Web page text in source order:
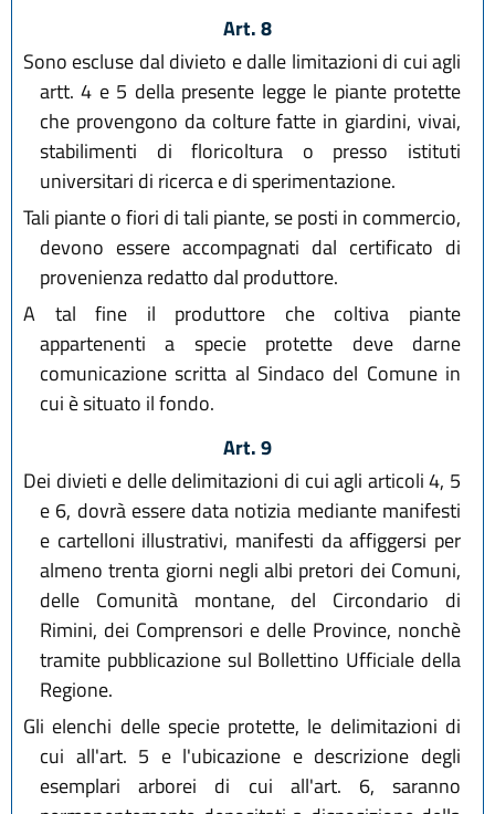
Art. 8
Sono escluse dal divieto e dalle limitazioni di cui agli
artt. 4 e 5 della presente legge le piante protette
che provengono da colture fatte in giardini, vivai,
stabilimenti di floricoltura o presso istituti
universitari di ricerca e di sperimentazione.
Tali piante o fiori di tali piante, se posti in commercio,
devono essere accompagnati dal certificato di
provenienza redatto dal produttore.
A tal fine il produttore che coltiva piante
appartenenti a specie protette deve darne
comunicazione scritta al Sindaco del Comune in
cui è situato il fondo.
Art. 9
Dei divieti e delle delimitazioni di cui agli articoli 4, 5
e 6, dovrà essere data notizia mediante manifesti
e cartelloni illustrativi, manifesti da affiggersi per
almeno trenta giorni negli albi pretori dei Comuni,
delle Comunità montane, del Circondario di
Rimini, dei Comprensori e delle Province, nonchè
tramite pubblicazione sul Bollettino Ufficiale della
Regione.
Gli elenchi delle specie protette, le delimitazioni di
cui all'art. 5 e l'ubicazione e descrizione degli
esemplari arborei di cui all'art. 6, saranno